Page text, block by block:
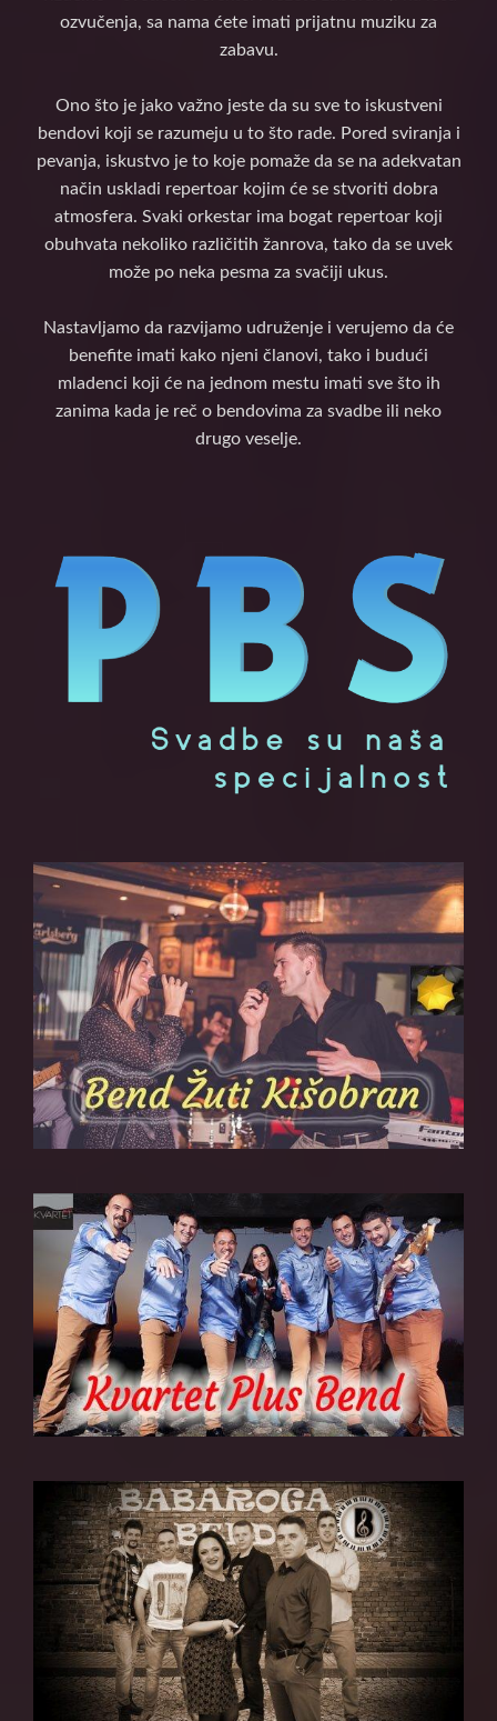
ozvučenja, sa nama ćete imati prijatnu muziku za
zabavu.
Ono što je jako važno jeste da su sve to iskustveni
bendovi koji se razumeju u to što rade. Pored sviranja i
pevanja, iskustvo je to koje pomaže da se na adekvatan
način uskladi repertoar kojim će se stvoriti dobra
atmosfera. Svaki orkestar ima bogat repertoar koji
obuhvata nekoliko različitih žanrova, tako da se uvek
može po neka pesma za svačiji ukus.
Nastavljamo da razvijamo udruženje i verujemo da će
benefite imati kako njeni članovi, tako i budući
mladenci koji će na jednom mestu imati sve što ih
zanima kada je reč o bendovima za svadbe ili neko
drugo veselje.